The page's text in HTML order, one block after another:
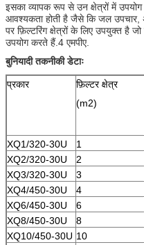
इसका व्यापक रूप से उन क्षेत्रों में
आवश्यकता होती है जैसे कि जल
पर फ़िल्टरिंग क्षेत्रों के लिए उपयुक्त है
उपयोग करते हैं.4 एमपीए.
बुनियादी तकनीकी डेटाः
प्रकार
फ़िल्टर क्षेत्र
(m2)
XQ1/320-30U 1
XQ2/320-30U
2
XQ3/320-30U
3
XQ4/450-30U
4
XQ6/450-30U
6
XQ8/450-30U
8
XQ10/450-30U 10